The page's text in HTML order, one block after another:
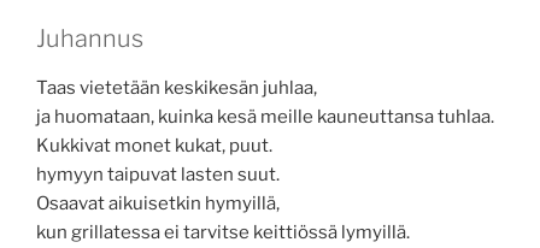
Juhannus
Taas vietetään keskikesän juhlaa,
ja huomataan, kuinka kesä meille kauneuttansa tuhlaa.
Kukkivat monet kukat, puut.
hymyyn taipuvat lasten suut.
Osaavat aikuisetkin hymyillä,
kun grillatessa ei tarvitse keittiössä lymyillä.